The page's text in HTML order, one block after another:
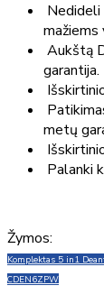
mažiems
Aukštą
garantija.
metų
Palanki
Žymos:
Komplektas 5 in1
CDEN6ZPW